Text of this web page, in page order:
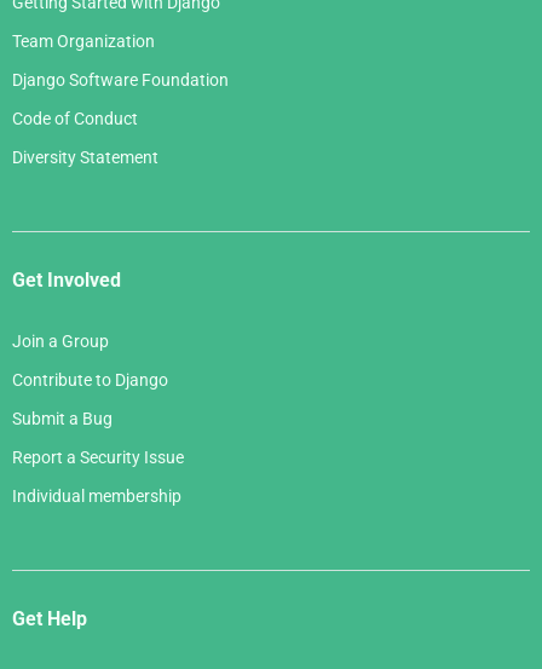
Team Organization
Django Software Foundation
Code of Conduct
Diversity Statement
Get Involved
Join a Group
Contribute to Django
Submit a Bug
Report a Security Issue
Individual membership
Get Help